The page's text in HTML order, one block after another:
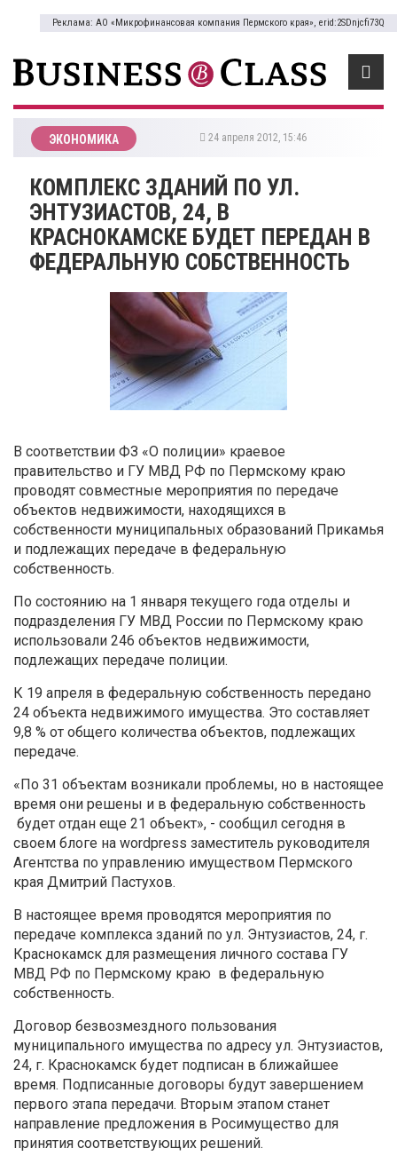
Реклама: АО «Микрофинансовая компания Пермского края», erid:2SDnjcfi73Q
ЭКОНОМИКА 24 апреля 2012, 15:46
КОМПЛЕКС ЗДАНИЙ ПО УЛ.
ЭНТУЗИАСТОВ, 24, В
КРАСНОКАМСКЕ БУДЕТ ПЕРЕДАН В
ФЕДЕРАЛЬНУЮ СОБСТВЕННОСТЬ
В соответствии ФЗ «О полиции» краевое
правительство и ГУ МВД РФ по Пермскому краю
проводят совместные мероприятия по передаче
объектов недвижимости, находящихся в
собственности муниципальных образований Прикамья
и подлежащих передаче в федеральную
собственность.
По состоянию на 1 января текущего года отделы и
подразделения ГУ МВД России по Пермскому краю
использовали 246 объектов недвижимости,
подлежащих передаче полиции.
К 19 апреля в федеральную собственность передано
24 объекта недвижимого имущества. Это составляет
9,8 % от общего количества объектов, подлежащих
передаче.
«По 31 объектам возникали проблемы, но в настоящее
время они решены и в федеральную собственность
будет отдан еще 21 объект», - сообщил сегодня в
своем блоге на wordpress заместитель руководителя
Агентства по управлению имуществом Пермского
края Дмитрий Пастухов.
В настоящее время проводятся мероприятия по
передаче комплекса зданий по ул. Энтузиастов, 24, г.
Краснокамск для размещения личного состава ГУ
МВД РФ по Пермскому краю в федеральную
собственность.
Договор безвозмездного пользования
муниципального имущества по адресу ул. Энтузиастов,
24, г. Краснокамск будет подписан в ближайшее
время. Подписанные договоры будут завершением
первого этапа передачи. Вторым этапом станет
направление предложения в Росимущество для
принятия соответствующих решений.